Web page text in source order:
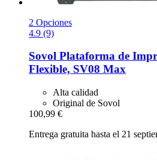
2 Opciones
4.9 (9)
Sovol Plataforma de
Flexible, SV08 Max
Alta calidad
Original de Sovol
100,99 €
Entrega gratuita hasta el 21